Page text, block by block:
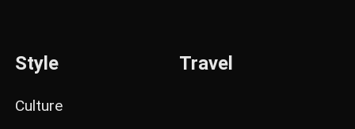
Style
Culture
Travel